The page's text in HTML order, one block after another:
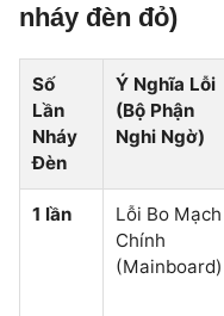
nháy đèn đỏ)
Số
Lần
Nháy
Đèn
Ý Nghĩa Lỗi
(Bộ Phận
Nghi Ngờ)
1 lần
Lỗi Bo Mạch
Chính
(Mainboard)